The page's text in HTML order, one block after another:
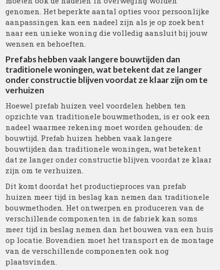
genomen. Het beperkte aantal opties voor persoonlijke
aanpassingen kan een nadeel zijn als je op zoek bent
naar een unieke woning die volledig aansluit bij jouw
wensen en behoeften.
Prefabs hebben vaak langere bouwtijden dan
traditionele woningen, wat betekent dat ze langer
onder constructie blijven voordat ze klaar zijn om te
verhuizen
Hoewel prefab huizen veel voordelen hebben ten
opzichte van traditionele bouwmethoden, is er ook een
nadeel waarmee rekening moet worden gehouden: de
bouwtijd. Prefab huizen hebben vaak langere
bouwtijden dan traditionele woningen, wat betekent
dat ze langer onder constructie blijven voordat ze klaar
zijn om te verhuizen.
Dit komt doordat het productieproces van prefab
huizen meer tijd in beslag kan nemen dan traditionele
bouwmethoden. Het ontwerpen en produceren van de
verschillende componenten in de fabriek kan soms
meer tijd in beslag nemen dan het bouwen van een huis
op locatie. Bovendien moet het transport en de montage
van de verschillende componenten ook nog
plaatsvinden.